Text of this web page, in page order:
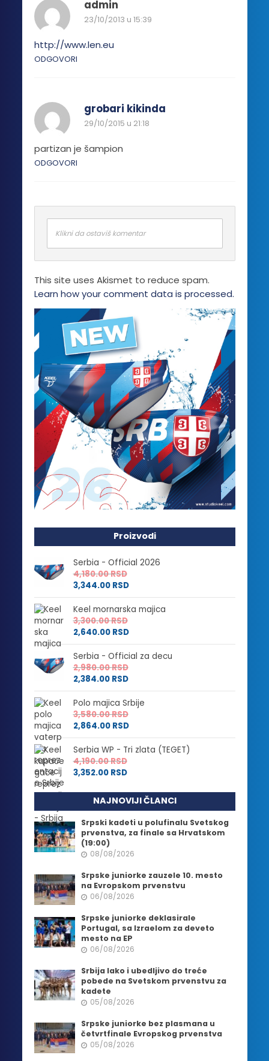
admin
23/10/2013 u 15:39
http://www.len.eu
ODGOVORI
grobari kikinda
29/10/2015 u 21:18
partizan je šampion
ODGOVORI
Klikni da ostaviš komentar
This site uses Akismet to reduce spam.
Learn how your comment data is processed.
Proizvodi
Serbia - Official 2026
4,180.00RSD
3,344.00 RSD
Keel mornarska majica
3,300.00RSD
2,640.00 RSD
Serbia - Official za decu
2,980.00RSD
2,384.00 RSD
Polo majica Srbije
3,580.00RSD
2,864.00 RSD
Serbia WP - Tri zlata (TEGET)
4,190.00RSD
3,352.00 RSD
NAJNOVIJI ČLANCI
Srpski kadeti u polufinalu Svetskog
prvenstva, za finale sa Hrvatskom
(19:00)
08/08/2026
Srpske juniorke zauzele 10. mesto
na Evropskom prvenstvu
06/08/2026
Srpske juniorke deklasirale
Portugal, sa Izraelom za deveto
mesto na EP
06/08/2026
Srbija lako i ubedljivo do treće
pobede na Svetskom prvenstvu za
kadete
05/08/2026
Srpske juniorke bez plasmana u
četvrtfinale Evropskog prvenstva
05/08/2026